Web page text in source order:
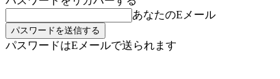
あなたのEメール
パスワードはEメールで送られます